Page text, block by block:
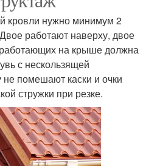
кровли нужно минимум 2
работают наверху, двое
работающих на крыше должна
с нескользящей
помешают каски и очки
стружки при резке.